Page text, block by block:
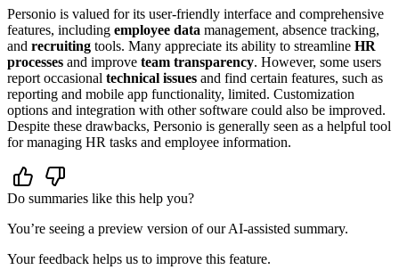
Personio is valued for its user-friendly interface and comprehensive
features, including employee data management, absence tracking,
and recruiting tools. Many appreciate its ability to streamline HR
processes and improve team transparency. However, some users
report occasional technical issues and find certain features, such as
reporting and mobile app functionality, limited. Customization
options and integration with other software could also be improved.
Despite these drawbacks, Personio is generally seen as a helpful tool
for managing HR tasks and employee information.
Do summaries like this help you?
You’re seeing a preview version of our AI-assisted summary.
Your feedback helps us to improve this feature.